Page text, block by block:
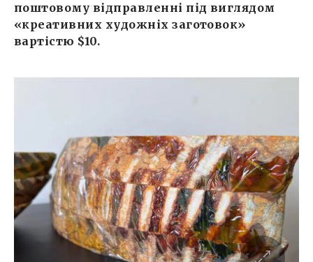
поштовому відправленні під виглядом
«креативних художніх заготовок»
вартістю $10.